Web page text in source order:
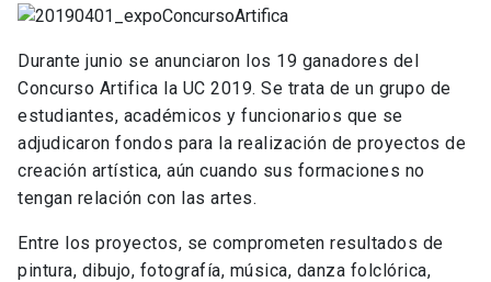
Durante junio se anunciaron los 19 ganadores del
Concurso Artifica la UC 2019. Se trata de un grupo de
estudiantes, académicos y funcionarios que se
adjudicaron fondos para la realización de proyectos de
creación artística, aún cuando sus formaciones no
tengan relación con las artes.
Entre los proyectos, se comprometen resultados de
pintura, dibujo, fotografía, música, danza folclórica,